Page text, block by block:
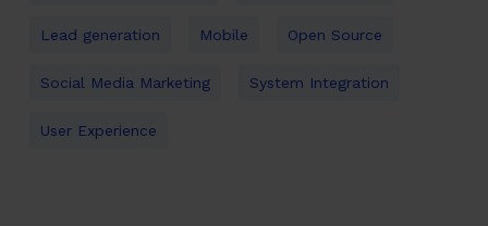
Lead generation Mobile Open Source
Social Media Marketing System Integration
User Experience